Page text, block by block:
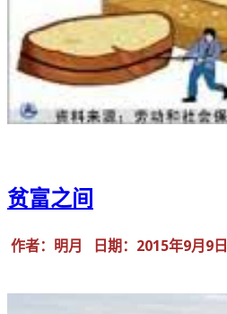
贫富之间
作者：明月 日期：2015年9月9日